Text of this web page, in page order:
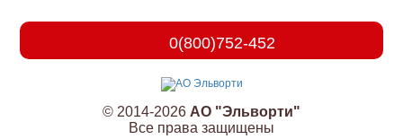
0(800)752-452
© 2014-2026 АО "Эльворти"
Все права защищены